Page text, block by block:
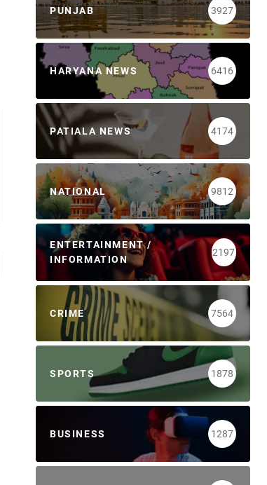
PUNJAB 3927
HARYANA NEWS 6416
PATIALA NEWS 4174
NATIONAL 9812
ENTERTAINMENT /
INFORMATION
2197
CRIME 7564
SPORTS 1878
BUSINESS 1287